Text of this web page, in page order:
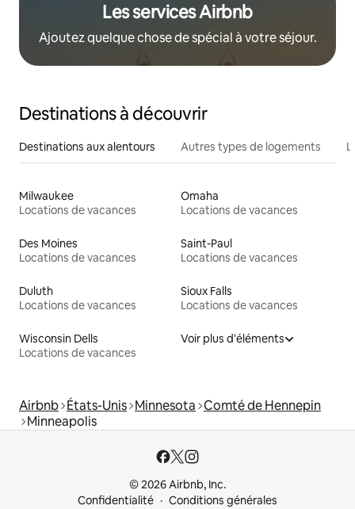
Les services Airbnb
Ajoutez quelque chose de spécial à votre séjour.
Destinations à découvrir
Destinations aux alentours Autres types de logements
Milwaukee
Locations de vacances
Omaha
Locations de vacances
Des Moines
Locations de vacances
Saint-Paul
Locations de vacances
Duluth
Locations de vacances
Sioux Falls
Locations de vacances
Wisconsin Dells
Locations de vacances
Voir plus d'éléments
Airbnb États-Unis Minnesota Comté de Hennepin
Minneapolis
© 2026 Airbnb, Inc.
Confidentialité
Conditions générales